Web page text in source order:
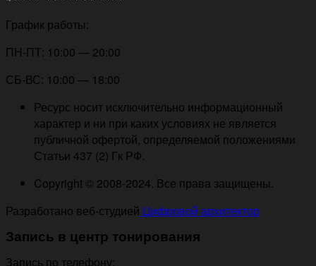
График работы:
ПН-ПТ: 10:00 — 20:00
СБ-ВС: 10:00 — 18:00
Ресурс носит исключительно информационный
характер и ни при каких условиях не является
публичной офертой, определяемой положениями
Статьи 437 (2) Гк РФ.
Copyright © 2008-2024. Все права защищены.
Разработано веб-студией Цифровой архитектор
Запись в центр тонирования
Запись по телефону: